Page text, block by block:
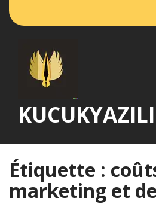
Étiquette :
marketing et